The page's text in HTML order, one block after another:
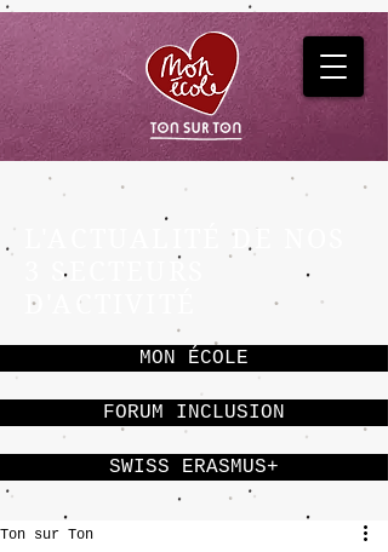
L'ACTUALITÉ DE NOS
3 SECTEURS
D'ACTIVITÉ
MON ÉCOLE
FORUM INCLUSION
SWISS ERASMUS+
Ton sur Ton